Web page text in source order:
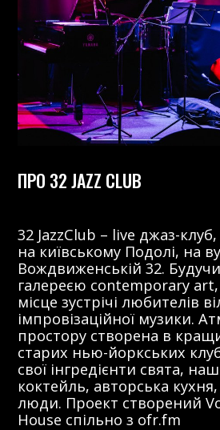
ПРО 32 JAZZ CLUB
32 JazzClub – live джаз-
на київському Подолі, на
Вождвиженській 32.
галереєю contemporary art,
місце зустрічі любителів
імпровізаційної музики.
простору створена в
старих нью-йоркських
свої інгредієнти свята,
коктейль, авторська кухня,
люди. Проект створений
House спільно з ofr.fm